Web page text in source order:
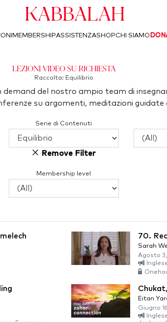
Kabbalah
MEMBERSHIPASSISTENZASHOPCHI SIAMO
Lezioni video su richiesta
Raccolta: Equilibrio
demand del nostro ampio team di
su argomenti, meditazioni guidate
Serie di Contenuti
Remove Filter
Membership level
70.
Sarah
Agosto
Eitan
Giugno